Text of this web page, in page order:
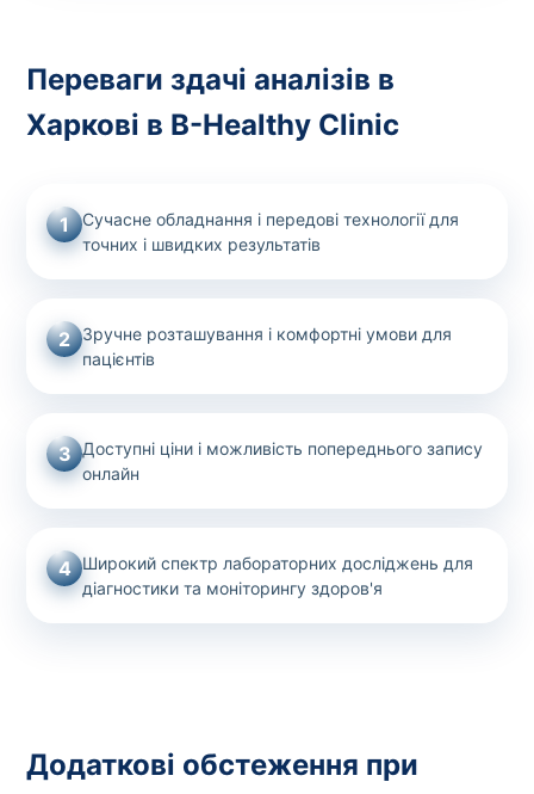
Переваги здачі аналізів в
Харкові в B-Healthy Clinic
1
Сучасне обладнання і передові технології для
точних і швидких результатів
2
Зручне розташування і комфортні умови для
пацієнтів
3 Доступні ціни і можливість попереднього запису
онлайн
4 Широкий спектр лабораторних досліджень для
діагностики та моніторингу здоров'я
Додаткові обстеження при